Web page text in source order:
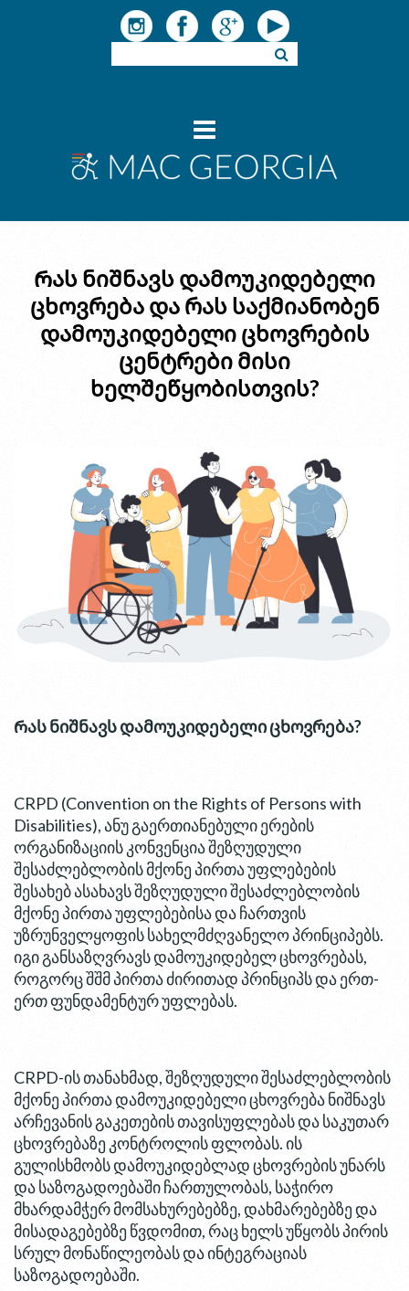
Რას ნიშნავს დამოუკიდებელი
ცხოვრება და რას საქმიანობენ
დამოუკიდებელი ცხოვრების
ცენტრები მისი
ხელშეწყობისთვის?
Რას ნიშნავს დამოუკიდებელი ცხოვრება?
CRPD (Convention on the Rights of Persons with
Disabilities), ანუ გაერთიანებული ერების
ორგანიზაციის კონვენცია შეზღუდული
შესაძლებლობის მქონე პირთა უფლებების
შესახებ ასახავს შეზღუდული შესაძლებლობის
მქონე პირთა უფლებებისა და ჩართვის
უზრუნველყოფის სახელმძღვანელო პრინციპებს.
იგი განსაზღვრავს დამოუკიდებელ ცხოვრებას,
როგორც შშმ პირთა ძირითად პრინციპს და ერთ-
ერთ ფუნდამენტურ უფლებას.
CRPD-ის თანახმად, შეზღუდული შესაძლებლობის
მქონე პირთა დამოუკიდებელი ცხოვრება ნიშნავს
არჩევანის გაკეთების თავისუფლებას და საკუთარ
ცხოვრებაზე კონტროლის ფლობას. ის
გულისხმობს დამოუკიდებლად ცხოვრების უნარს
და საზოგადოებაში ჩართულობას, საჭირო
მხარდამჭერ მომსახურებებზე, დახმარებებზე და
მისადაგებებზე წვდომით, რაც ხელს უწყობს პირის
სრულ მონაწილეობას და ინტეგრაციას
საზოგადოებაში.